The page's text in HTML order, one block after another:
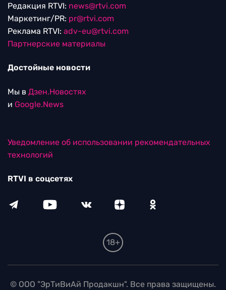
Редакция RTVI: news@rtvi.com
Маркетинг/PR: pr@rtvi.com
Реклама RTVI: adv-eu@rtvi.com
Партнерские материалы
Достойные новости
Мы в Дзен.Новостях
и Google.News
Уведомление об использовании рекомендательных
технологий
RTVI в соцсетях
18+
© ООО "ЭрТиВиАй Продакшн". Все права защищены.